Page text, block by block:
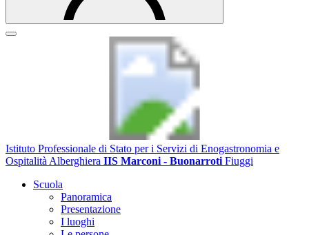
Istituto Professionale di Stato per i Servizi di Enogastronomia e
Ospitalità Alberghiera IIS Marconi - Buonarroti Fiuggi
Scuola
Panoramica
Presentazione
I luoghi